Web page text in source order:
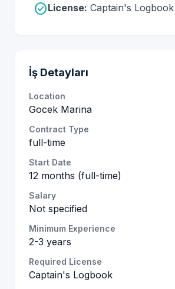
check_circleLicense: Captain's Logbook
İş Detayları
Location
Gocek Marina
Contract Type
full-time
Start Date
12 months (full-time)
Salary
Not specified
Minimum Experience
2-3 years
Required License
Captain's Logbook